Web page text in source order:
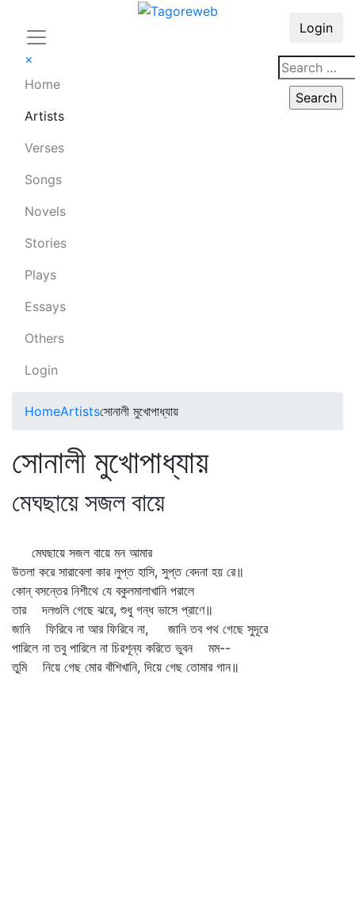
×
Home
Artists
Verses
Songs
Novels
Stories
Plays
Essays
Others
Login
Login
HomeArtistsসোনালী মুখোপাধ্যায়
সোনালী মুখোপাধ্যায়
মেঘছায়ে সজল বায়ে
মেঘছায়ে সজল বায়ে মন আমার
উতলা করে সারাবেলা কার লুপ্ত হাসি, সুপ্ত বেদনা হয় রে॥
কোন্‌ বসন্তের নিশীথে যে বকুলমালাখানি পরালে
তার দলগুলি গেছে ঝরে, শুধু গন্ধ ভাসে প্রাণে॥
জানি ফিরিবে না আর ফিরিবে না, জানি তব পথ গেছে সুদূরে
পারিলে না তবু পারিলে না চিরশূন্য করিতে ভুবন মম--
তুমি নিয়ে গেছ মোর বাঁশিখানি, দিয়ে গেছ তোমার গান॥